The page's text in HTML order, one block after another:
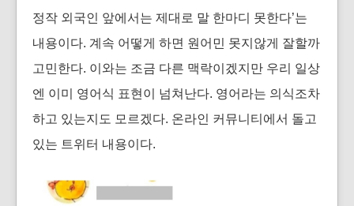
정작 외국인 앞에서는 제대로 말 한마디 못한다’는
내용이다. 계속 어떻게 하면 원어민 못지않게 잘할까
고민한다. 이와는 조금 다른 맥락이겠지만 우리 일상
엔 이미 영어식 표현이 넘쳐난다. 영어라는 의식조차
하고 있는지도 모르겠다. 온라인 커뮤니티에서 돌고
있는 트위터 내용이다.